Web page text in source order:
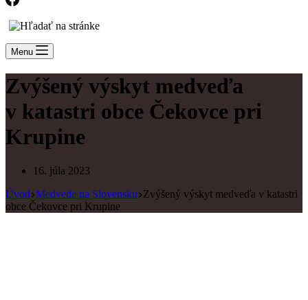
Menu
Zvýšený výskyt medveďa
v katastri obce Čekovce pri
Krupine
16. júla 2023
Úvod Medvede na Slovensku Zvýšený výskyt medveďa v katastri
obce Čekovce pri Krupine